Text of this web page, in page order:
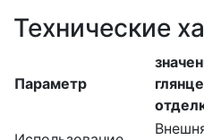
Технические
Параметр